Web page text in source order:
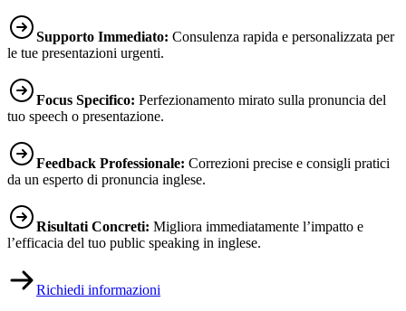
Supporto Immediato: Consulenza rapida e personalizzata per
le tue presentazioni urgenti.
Focus Specifico: Perfezionamento mirato sulla pronuncia del
tuo speech o presentazione.
Feedback Professionale: Correzioni precise e consigli pratici
da un esperto di pronuncia inglese.
Risultati Concreti: Migliora immediatamente l’impatto e
l’efficacia del tuo public speaking in inglese.
Richiedi informazioni